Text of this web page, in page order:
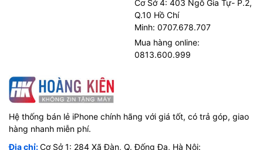
Cơ Sở 4: 403 Ngô Gia Tự- P.2,
Q.10 Hồ Chí
Minh: 0707.678.707
Mua hàng online:
0813.600.999
Hệ thống bán lẻ iPhone chính hãng với giá tốt, có trả góp, giao
hàng nhanh miễn phí.
Địa chỉ:Cơ Sở 1: 284 Xã Đàn, Q. Đống Đa, Hà Nội: